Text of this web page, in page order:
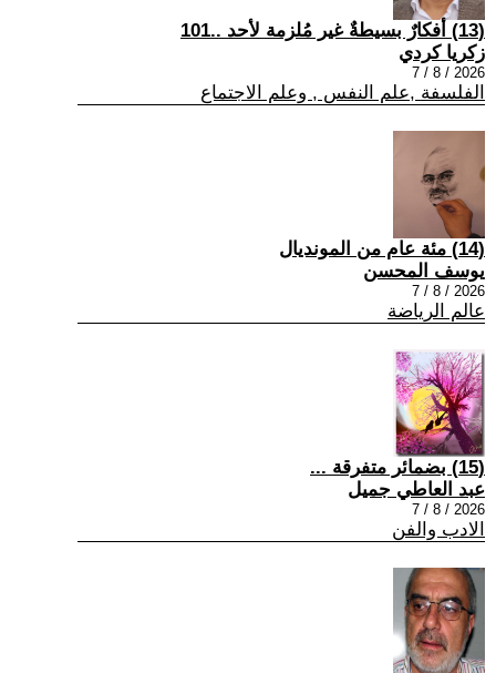
(13) أفكارٌ بسيطةٌ غير مُلزمة لأحد ..101
زكريا كردي
2026 / 8 / 7
الفلسفة ,علم النفس , وعلم الاجتماع
(14) مئة عام من المونديال
يوسف المحسن
2026 / 8 / 7
عالم الرياضة
(15) بضمائر متفرقة ...
عبد العاطي جميل
2026 / 8 / 7
الادب والفن